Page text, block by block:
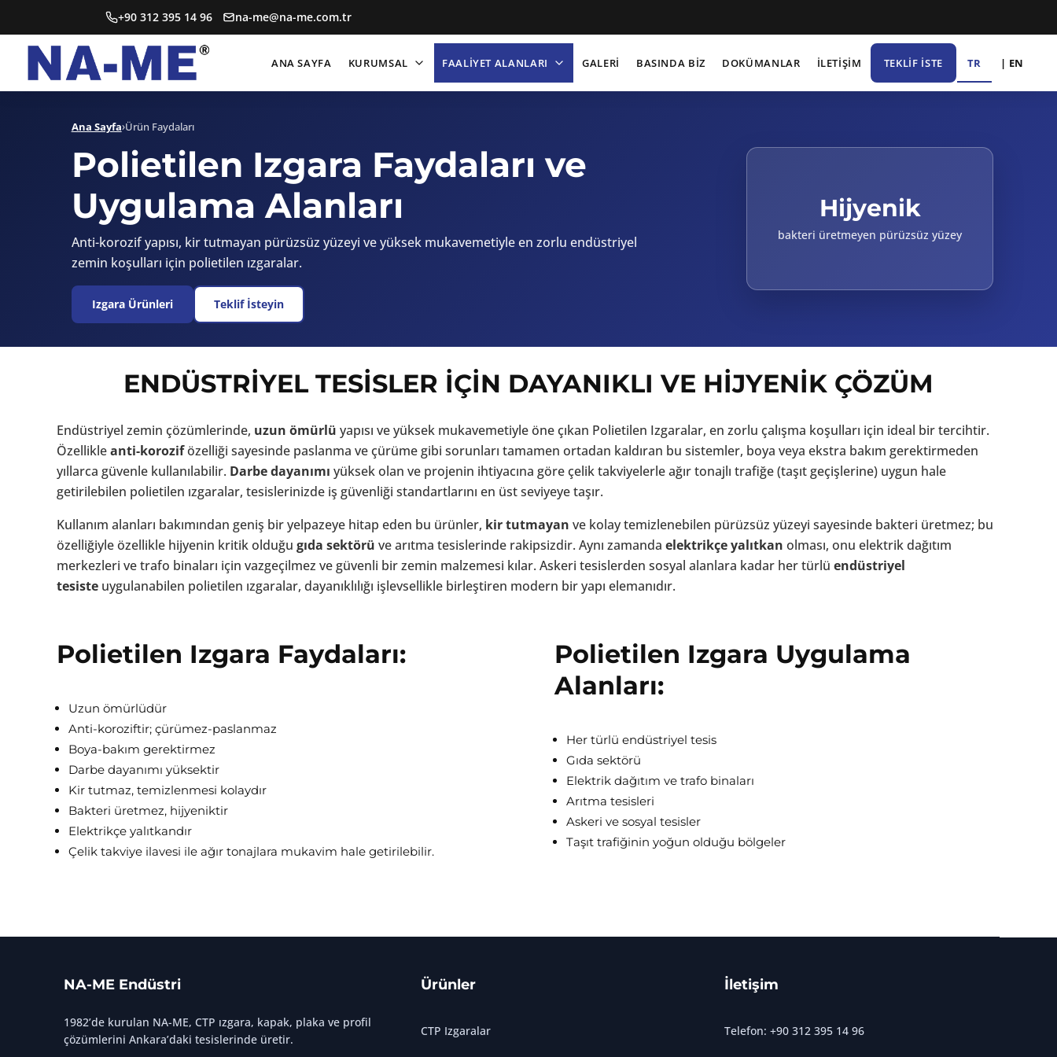
+90 312 395 14 96 na-me@na-me.com.tr
ANA SAYFA KURUMSAL FAALİYET ALANLARI GALERİ BASINDA BİZ DOKÜMANLAR İLETİŞİM TEKLIF İSTE TR | EN
Ana Sayfa›Ürün Faydaları
Polietilen Izgara Faydaları ve
Uygulama Alanları
Anti-korozif yapısı, kir tutmayan pürüzsüz yüzeyi ve yüksek mukavemetiyle en zorlu endüstriyel
zemin koşulları için polietilen ızgaralar.
Izgara Ürünleri Teklif İsteyin
Hijyenik
bakteri üretmeyen pürüzsüz yüzey
ENDÜSTRİYEL TESİSLER İÇİN DAYANIKLI VE HİJYENİK ÇÖZÜM
Endüstriyel zemin çözümlerinde, uzun ömürlü yapısı ve yüksek mukavemetiyle öne çıkan Polietilen Izgaralar, en zorlu çalışma koşulları için ideal bir tercihtir.
Özellikleanti-korozifözelliği sayesinde paslanma ve çürüme gibi sorunları tamamen ortadan kaldıran bu sistemler, boya veya ekstra bakım gerektirmeden
yıllarca güvenle kullanılabilir. Darbe dayanımı yüksek olan ve projenin ihtiyacına göre çelik takviyelerle ağır tonajlı trafiğe (taşıt geçişlerine) uygun hale
getirilebilen polietilen ızgaralar, tesislerinizde iş güvenliği standartlarını en üst seviyeye taşır.
Kullanım alanları bakımından geniş bir yelpazeye hitap eden bu ürünler, kir tutmayan ve kolay temizlenebilen pürüzsüz yüzeyi sayesinde bakteri üretmez; bu
özelliğiyle özellikle hijyenin kritik olduğu gıda sektörü ve arıtma tesislerinde rakipsizdir. Aynı zamanda elektrikçe yalıtkan olması, onu elektrik dağıtım
merkezleri ve trafo binaları için vazgeçilmez ve güvenli bir zemin malzemesi kılar. Askeri tesislerden sosyal alanlara kadar her türlü endüstriyel
tesiste uygulanabilen polietilen ızgaralar, dayanıklılığı işlevsellikle birleştiren modern bir yapı elemanıdır.
Polietilen Izgara Faydaları:
Uzun ömürlüdür
Anti-koroziftir; çürümez-paslanmaz
Boya-bakım gerektirmez
Darbe dayanımı yüksektir
Kir tutmaz, temizlenmesi kolaydır
Bakteri üretmez, hijyeniktir
Elektrikçe yalıtkandır
Çelik takviye ilavesi ile ağır tonajlara mukavim hale getirilebilir.
Polietilen Izgara Uygulama
Alanları:
Her türlü endüstriyel tesis
Gıda sektörü
Elektrik dağıtım ve trafo binaları
Arıtma tesisleri
Askeri ve sosyal tesisler
Taşıt trafiğinin yoğun olduğu bölgeler
NA-ME Endüstri
1982’de kurulan NA-ME, CTP ızgara, kapak, plaka ve profil
çözümlerini Ankara’daki tesislerinde üretir.
Ürünler
CTP Izgaralar
İletişim
Telefon: +90 312 395 14 96